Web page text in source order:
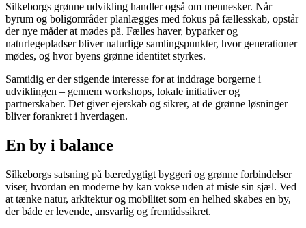
Silkeborgs grønne udvikling handler også om mennesker. Når
byrum og boligområder planlægges med fokus på fællesskab, opstår
der nye måder at mødes på. Fælles haver, byparker og
naturlegepladser bliver naturlige samlingspunkter, hvor generationer
mødes, og hvor byens grønne identitet styrkes.
Samtidig er der stigende interesse for at inddrage borgerne i
udviklingen – gennem workshops, lokale initiativer og
partnerskaber. Det giver ejerskab og sikrer, at de grønne løsninger
bliver forankret i hverdagen.
En by i balance
Silkeborgs satsning på bæredygtigt byggeri og grønne forbindelser
viser, hvordan en moderne by kan vokse uden at miste sin sjæl. Ved
at tænke natur, arkitektur og mobilitet som en helhed skabes en by,
der både er levende, ansvarlig og fremtidssikret.